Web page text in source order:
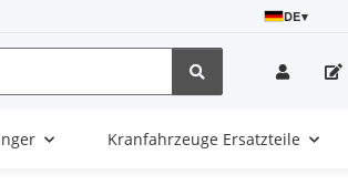
DE▾
Kranfahrzeuge Ersatzteile